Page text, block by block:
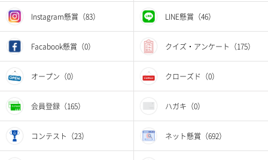
Instagram懸賞（83） LINE懸賞（46）
Facabook懸賞（0） クイズ・アンケート（175）
オープン（0） クローズド（0）
会員登録（165） ハガキ（0）
コンテスト（23） ネット懸賞（692）